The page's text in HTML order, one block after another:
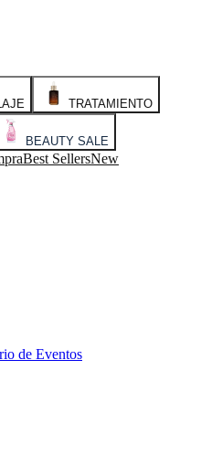
TRATAMIENTO
BEAUTY SALE
Best SellersNew
de Eventos